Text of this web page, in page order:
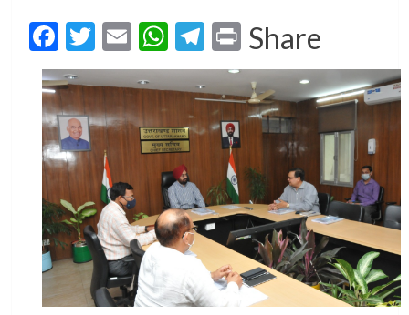
Facebook
Twitter
EmailWhatsApp
Telegram
Print
Share